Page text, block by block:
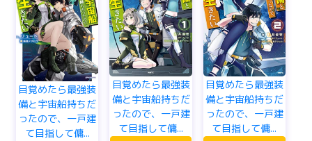
目覚めたら最強装
備と宇宙船持ちだ
ったので、一戸建
て目指して傭...
目覚めたら最強装
備と宇宙船持ちだ
ったので、一戸建
て目指して傭...
目覚めたら最強装
備と宇宙船持ちだ
ったので、一戸建
て目指して傭...